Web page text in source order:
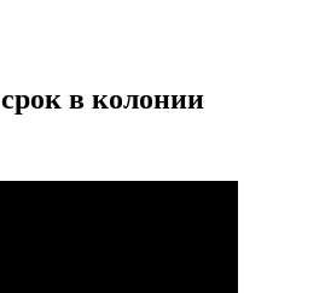
в колонии